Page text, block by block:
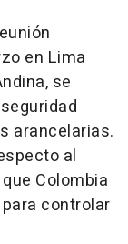
en Lima
se
arancelarias.
al
Colombia
controlar